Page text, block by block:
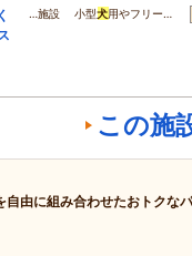
…施設 小型犬用やフリー…
この施
自由に組み合わせたおトクな